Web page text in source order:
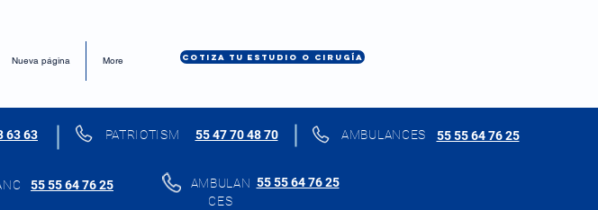
Nueva página More COTIZA TU ESTUDIO O CIRUGÍA
63 63 55 47 70 48 70
PATRIOTISM AMBULANCES 55 55 64 76 25
55 55 64 76 25
AMBULAN
CES
55 55 64 76 25